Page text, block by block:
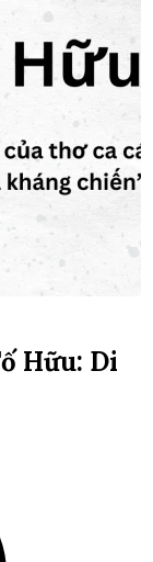
Hữu: Di